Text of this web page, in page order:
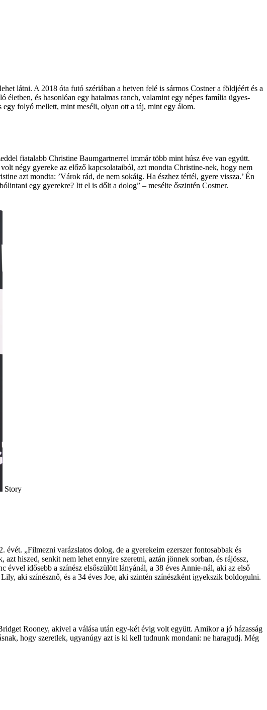
látni. A 2018 óta futó szériában a hetven felé is sármos Costner a földjéért és a
és hasonlóan egy hatalmas ranch, valamint egy népes família ügyes-
folyó mellett, mint meséli, olyan ott a táj, mint egy álom.
fiatalabb Christine Baum­gartnerrel immár több mint húsz éve van együtt.
négy gyereke az előző kapcsolataiból, azt mondta Christine-nek, hogy nem
azt mondta: ’Várok rád, de nem sokáig. Ha észhez tértél, gyere vissza.’ Én
egy gyerekre? Itt el is dőlt a dolog” – mesélte őszintén Costner.
Story
„Filmezni varázslatos dolog, de a gyerekeim ezerszer fontosabbak és
hiszed, senkit nem lehet ennyire szeretni, aztán jönnek sorban, és rájössz,
évvel idősebb a színész elsőszülött lányánál, a 38 éves ­Annie-nál, aki az első
aki színésznő, és a 34 éves Joe, aki szintén színészként igyekszik boldogulni.
Rooney, akivel a válása után egy-két évig volt együtt. Amikor a jó házasság
hogy szeretlek, ugyanúgy azt is ki kell tudnunk mondani: ne haragudj. Még